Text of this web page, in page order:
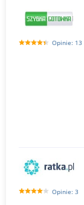
Opinie: 13
Opinie: 3